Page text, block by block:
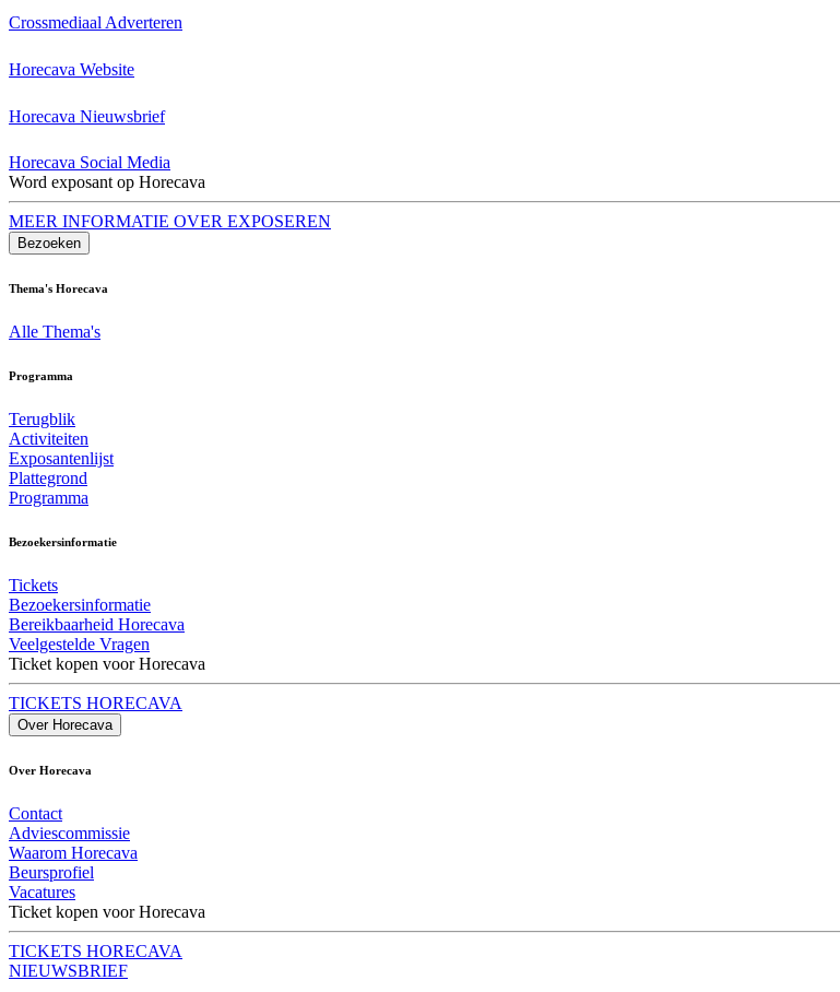
Crossmediaal Adverteren
Horecava Website
Horecava Nieuwsbrief
Horecava Social Media
Word exposant op Horecava
MEER INFORMATIE OVER EXPOSEREN
Bezoeken
Thema's Horecava
Alle Thema's
Programma
Terugblik
Activiteiten
Exposantenlijst
Plattegrond
Programma
Bezoekersinformatie
Tickets
Bezoekersinformatie
Bereikbaarheid Horecava
Veelgestelde Vragen
Ticket kopen voor Horecava
TICKETS HORECAVA
Over Horecava
Over Horecava
Contact
Adviescommissie
Waarom Horecava
Beursprofiel
Vacatures
Ticket kopen voor Horecava
TICKETS HORECAVA
NIEUWSBRIEF